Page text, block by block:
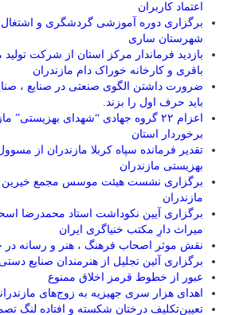
اعتماد کاربران
برگزاری دوره آموزشی گردشگری و اشتغال
شهرستان ساری
بازدید فرماندار مرکز استان از شرکت
باقری و کارخانه خوراک دام مازندران
ضرورت داشتن الگوی صنعتی در صنایع ،
باید حرف اول را بزند.
اعزام ۲۲ گروه جهادی “شهدای
برخوردار استان
تقدیر فرمانده سپاه کربلا مازندران از
بهزیستی مازندران
برگزاری نشست هیئت موسس مجمع خیرین
مازندران
برگزاری آیین نکوداشت استاد محمدرضا
میراث دارِ مکتب خنیاگری ایران
نقش موثر اصحاب فرهنگ ، هنر و رسانه در
برگزاری آئین تجلیل از هنرمندان صنایع
عبور از خطوط قرمز اخلاق ممنوع
اهدای هزار سری جهیزیه به زوج‌های
تعیین‌تکلیف درختان شکسته و افتاده لنگ